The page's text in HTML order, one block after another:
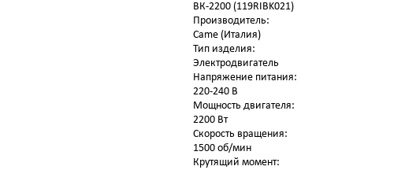
ВК-2200 (119RIBK021)
Производитель:
Came (Италия)
Тип изделия:
Электродвигатель
Напряжение питания:
220-240 В
Мощность двигателя:
2200 Вт
Скорость вращения:
1500 об/мин
Крутящий момент: